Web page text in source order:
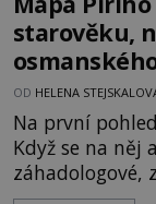
starověku,
OD HELENA
Na první
Když se na něj
záhadologové,
moderní